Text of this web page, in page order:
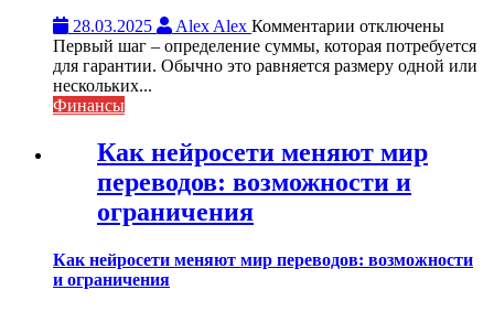
28.03.2025 Alex Alex Комментарии к
записи
Как
договоре
аренды
отключены
Первый шаг – определение суммы, которая потребуется
для гарантии. Обычно это равняется размеру одной или
нескольких...
Финансы
Как нейросети меняют мир
переводов: возможности и
ограничения
Как нейросети меняют мир переводов: возможности
и ограничения